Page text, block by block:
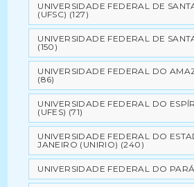
UNIVERSIDADE FEDERAL DE
(UFSC) (127)
UNIVERSIDADE FEDERAL DE
(150)
UNIVERSIDADE FEDERAL DO
(86)
UNIVERSIDADE FEDERAL DO
(UFES) (71)
UNIVERSIDADE FEDERAL DO
JANEIRO (UNIRIO) (240)
UNIVERSIDADE FEDERAL DO